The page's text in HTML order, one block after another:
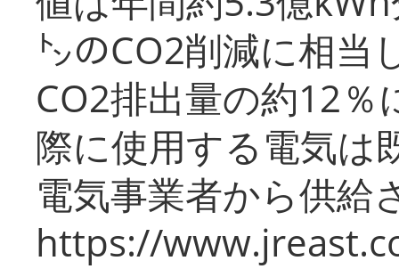
㌧のCO2削減に相当
CO2排出量の約12％
際に使用する電気は
電気事業者から供給
https://